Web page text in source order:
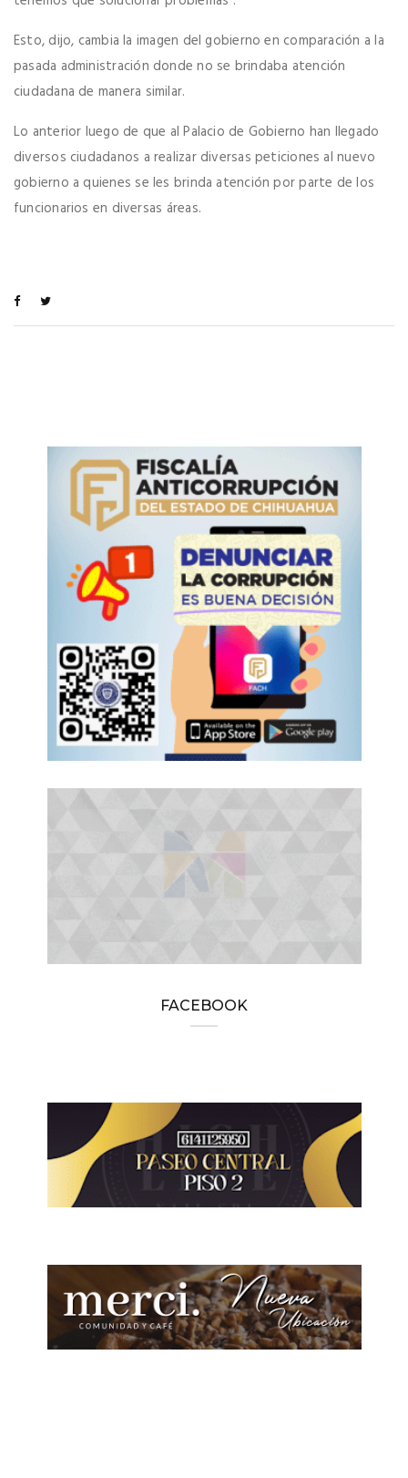
Esto, dijo, cambia la imagen del gobierno en comparación a la
pasada administración donde no se brindaba atención
ciudadana de manera similar.
Lo anterior luego de que al Palacio de Gobierno han llegado
diversos ciudadanos a realizar diversas peticiones al nuevo
gobierno a quienes se les brinda atención por parte de los
funcionarios en diversas áreas.
FACEBOOK